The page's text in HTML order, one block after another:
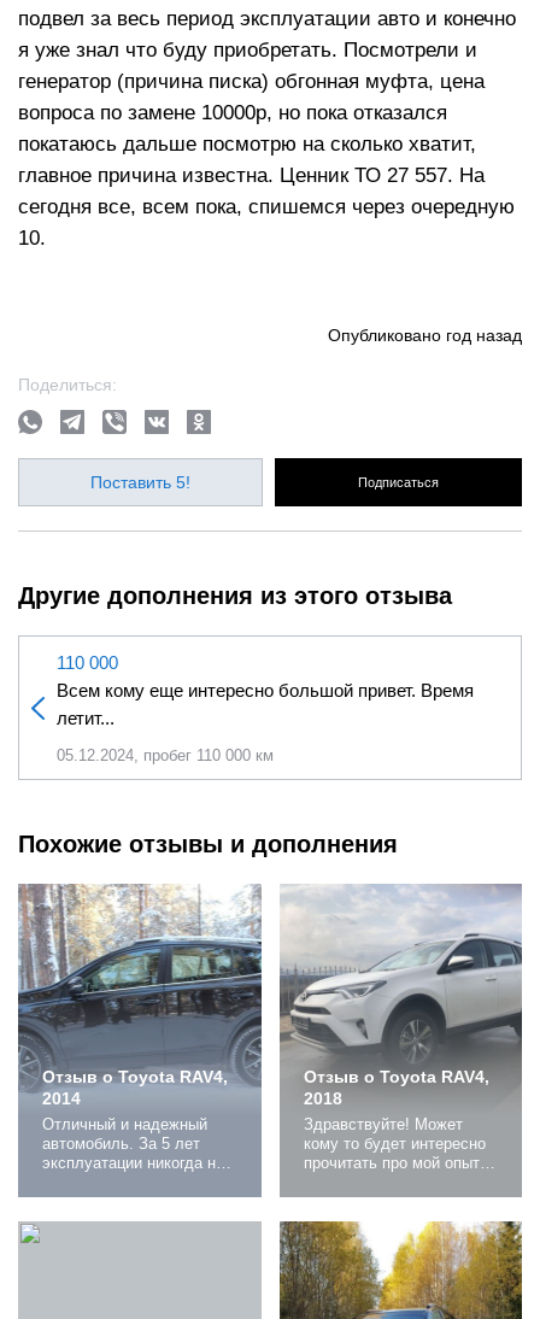
подвел за весь период эксплуатации авто и конечно
я уже знал что буду приобретать. Посмотрели и
генератор (причина писка) обгонная муфта, цена
вопроса по замене 10000р, но пока отказался
покатаюсь дальше посмотрю на сколько хватит,
главное причина известна. Ценник ТО 27 557. На
сегодня все, всем пока, спишемся через очередную
10.
Опубликовано год назад
Поделиться:
Поставить 5! Подписаться
Другие дополнения из этого отзыва
110 000
Всем кому еще интересно большой привет. Время
летит...
05.12.2024, пробег 110 000 км
Похожие отзывы и дополнения
Отзыв о Toyota RAV4,
2014
Отличный и надежный
автомобиль. За 5 лет
эксплуатации никогда не
поехал. Проходимый,
достаточно резвый и в то
Отзыв о Toyota RAV4,
2018
Здравствуйте! Может
кому то будет интересно
прочитать про мой опыт
феврале 2019го, проехал
за год 8000 км, ну вернее
жена проехала, я сейчас
мало езжу, естественно
проблем за такой пробег
не было. Муки выбора